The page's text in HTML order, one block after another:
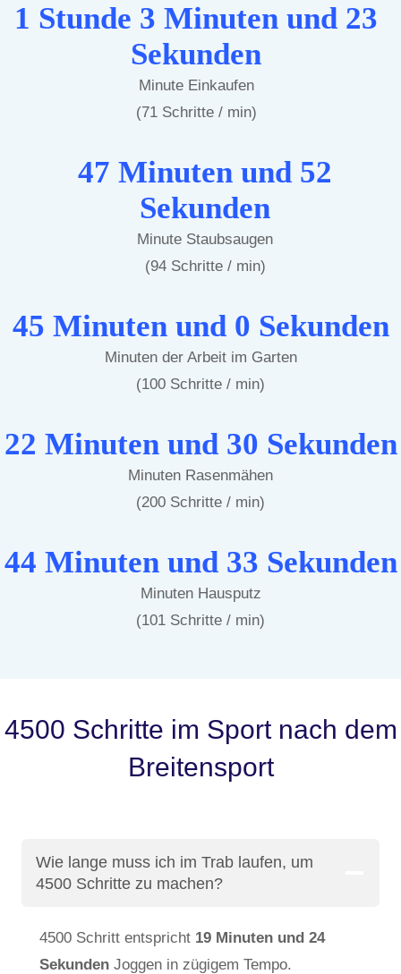
1 Stunde 3 Minuten und 23
Sekunden
Minute Einkaufen
(71 Schritte / min)
47 Minuten und 52
Sekunden
Minute Staubsaugen
(94 Schritte / min)
45 Minuten und 0 Sekunden
Minuten der Arbeit im Garten
(100 Schritte / min)
22 Minuten und 30 Sekunden
Minuten Rasenmähen
(200 Schritte / min)
44 Minuten und 33 Sekunden
Minuten Hausputz
(101 Schritte / min)
4500 Schritte im Sport nach dem
Breitensport
Wie lange muss ich im Trab laufen, um
4500 Schritte zu machen?
4500 Schritt entspricht 19 Minuten und 24
Sekunden Joggen in zügigem Tempo.